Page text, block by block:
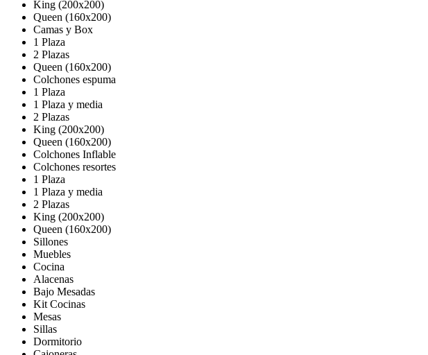
King (200x200)
Queen (160x200)
Camas y Box
1 Plaza
2 Plazas
Queen (160x200)
Colchones espuma
1 Plaza
1 Plaza y media
2 Plazas
King (200x200)
Queen (160x200)
Colchones Inflable
Colchones resortes
1 Plaza
1 Plaza y media
2 Plazas
King (200x200)
Queen (160x200)
Sillones
Muebles
Cocina
Alacenas
Bajo Mesadas
Kit Cocinas
Mesas
Sillas
Dormitorio